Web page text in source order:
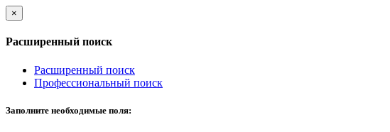
×
Расширенный поиск
Расширенный поиск
Профессиональный поиск
Заполните необходимые поля: